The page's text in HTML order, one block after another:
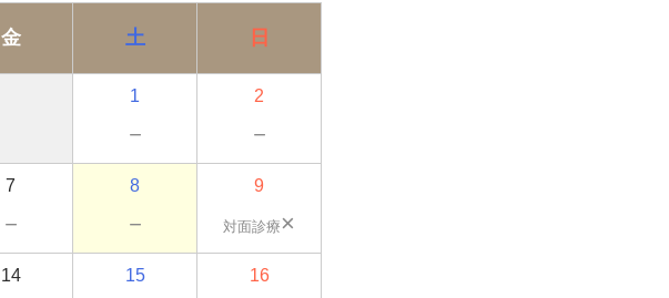
金 土 日
1
－
2
－
7
－
8
－
9
対面診療×
14 15 16